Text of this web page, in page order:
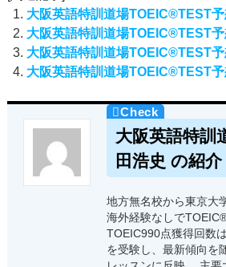
大阪英語特訓道場TOEIC®TEST
大阪英語特訓道場TOEIC®TEST
大阪英語特訓道場TOEIC®TEST
大阪英語特訓道場TOEIC®TEST
大阪英語特訓
田浩史 の紹介
地方無名校から東京大
海外経験なしで
TOEIC990点獲得回数
を受験し、最新傾向を